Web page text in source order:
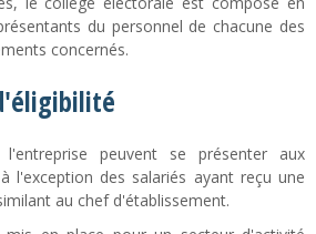
du personnel de chacune des
concernés.
peuvent se présenter aux
l'exception des salariés ayant reçu une
au chef d'établissement.